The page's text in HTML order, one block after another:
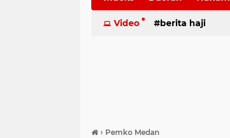
SUmatera Utara Wisata
Video berita haji
› Pemko Medan